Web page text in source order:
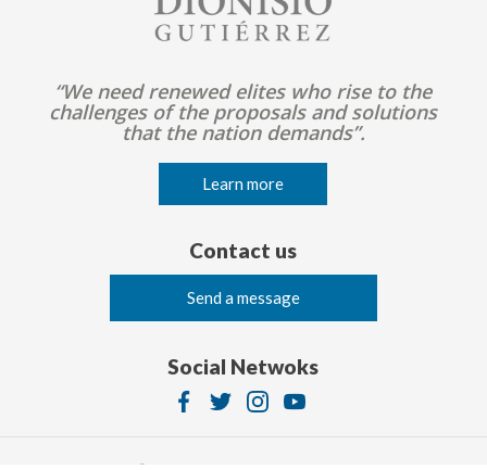
“We need renewed elites who rise to the
challenges of the proposals and solutions
that the nation demands”.
Learn more
Contact us
Send a message
Social Netwoks
ImageImageImageImage
© 2026 Dionisio Gutierrez. Derechos reservados.